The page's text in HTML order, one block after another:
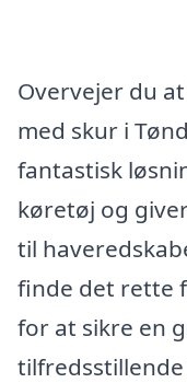
Overvejer du
med skur i
fantastisk
køretøj og
til
finde det rette
for at sikre en